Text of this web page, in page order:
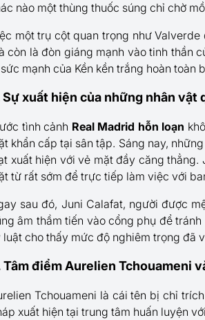
nào một thùng thuốc súng chỉ chờ
một trụ cột quan trọng như
còn là đòn giáng mạnh vào tinh thần
mạnh của Kền kền trắng hoàn toàn
Sự xuất hiện của những nhân vật
tình cảnh Real Madrid hỗn loạn
khẩn cấp tại sân tập. Sáng nay,
xuất hiện với vẻ mặt đầy căng
từ rất sớm để trực tiếp làm việc với
sau đó, Juni Calafat, người được
âm thầm tiến vào cổng phụ để
luật cho thấy mức độ nghiêm trọng đã
Tâm điểm Aurelien Tchouameni
Tchouameni là cái tên bị chỉ
xuất hiện tại trung tâm huấn luyện